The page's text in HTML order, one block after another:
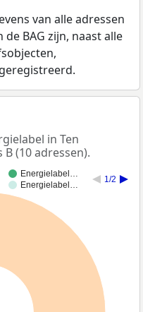
van alle adressen
BAG zijn, naast alle
in Ten
(10 adressen).
Energielabel…
Energielabel…
1/2